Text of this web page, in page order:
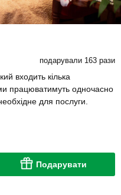
подарували 163 рази
входить кілька
працюватимуть одночасно
для послуги.
Подарувати